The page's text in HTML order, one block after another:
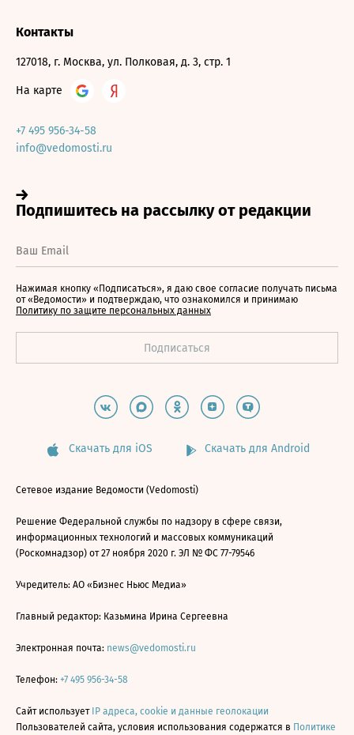
Контакты
127018, г. Москва, ул. Полковая, д. 3, стр. 1
На карте
+7 495 956-34-58
info@vedomosti.ru
Нажимая кнопку «Подписаться», я даю свое согласие получать письма
от «Ведомости» и подтверждаю, что ознакомился и принимаю
Политику по защите персональных данных
Скачать для iOS Скачать для Android
Сетевое издание Ведомости (Vedomosti)
Решение Федеральной службы по надзору в сфере связи,
информационных технологий и массовых коммуникаций
(Роскомнадзор) от 27 ноября 2020 г. ЭЛ № ФС 77-79546
Учредитель: АО «Бизнес Ньюс Медиа»
Главный редактор: Казьмина Ирина Сергеевна
Электронная почта: news@vedomosti.ru
Телефон: +7 495 956-34-58
Сайт использует IP адреса, cookie и данные геолокации
Пользователей сайта, условия использования содержатся в Политике